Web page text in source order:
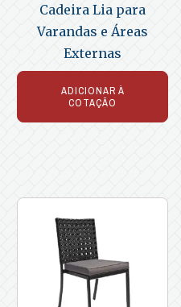
Cadeira Lia para
Varandas e Áreas
Externas
ADICIONAR À
COTAÇÃO